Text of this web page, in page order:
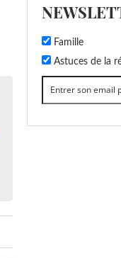
Famille
Astuces de la